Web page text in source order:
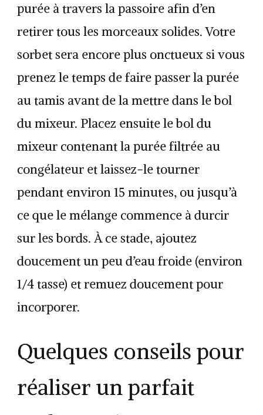
purée à travers la passoire afin d’en
retirer tous les morceaux solides. Votre
sorbet sera encore plus onctueux si vous
prenez le temps de faire passer la purée
au tamis avant de la mettre dans le bol
du mixeur. Placez ensuite le bol du
mixeur contenant la purée filtrée au
congélateur et laissez-le tourner
pendant environ 15 minutes, ou jusqu’à
ce que le mélange commence à durcir
sur les bords. À ce stade, ajoutez
doucement un peu d’eau froide (environ
1/4 tasse) et remuez doucement pour
incorporer.
Quelques conseils pour
réaliser un parfait